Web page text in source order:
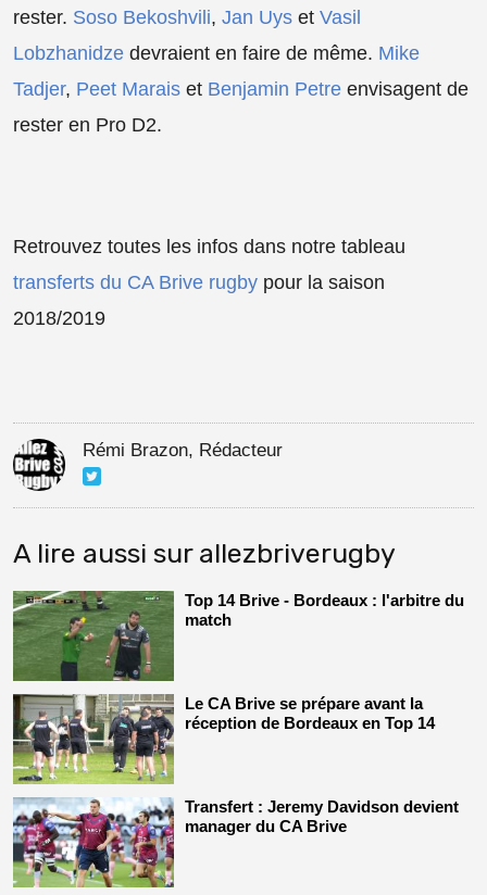
rester. Soso Bekoshvili, Jan Uys et Vasil
Lobzhanidze devraient en faire de même. Mike
Tadjer, Peet Marais et Benjamin Petre envisagent de
rester en Pro D2.
Retrouvez toutes les infos dans notre tableau
transferts du CA Brive rugby pour la saison
2018/2019
Rémi Brazon, Rédacteur
A lire aussi sur allezbriverugby
Top 14 Brive - Bordeaux : l'arbitre du
match
Le CA Brive se prépare avant la
réception de Bordeaux en Top 14
Transfert : Jeremy Davidson devient
manager du CA Brive